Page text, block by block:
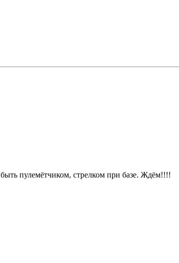
пулемётчиком, стрелком при базе. Ждём!!!!